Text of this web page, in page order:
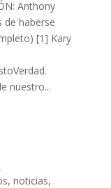
Anthony
de haberse
[1] Kary
nuestro...
, noticias,